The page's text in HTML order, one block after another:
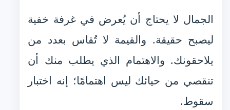
الجمال لا يحتاج أن يُعرض في غرفة خفية
ليصبح حقيقة. والقيمة لا تُقاس بعدد من
يلاحقونك. والاهتمام الذي يطلب منك أن
تنقصي من حيائك ليس اهتمامًا؛ إنه اختبار
سقوط.